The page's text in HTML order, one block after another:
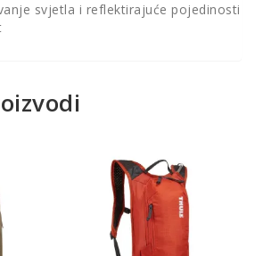
svjetla i reflektirajuće pojedinosti